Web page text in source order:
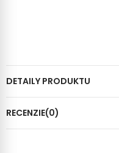
DETAILY PRODUKTU
RECENZIE(0)